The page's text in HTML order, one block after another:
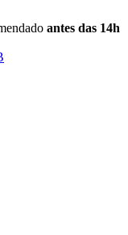
antes das 14h